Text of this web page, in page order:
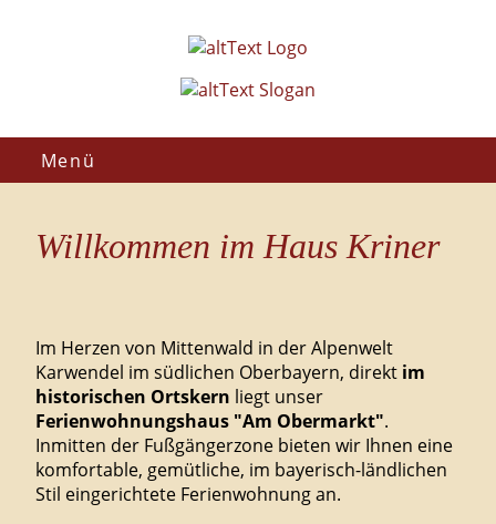
Menü
Willkommen im Haus Kriner
Im Herzen von Mittenwald in der Alpenwelt
Karwendel im südlichen Oberbayern, direkt im
historischen Ortskern liegt unser
Ferienwohnungshaus "Am Obermarkt".
Inmitten der Fußgängerzone bieten wir Ihnen eine
komfortable, gemütliche, im bayerisch-ländlichen
Stil eingerichtete Ferienwohnung an.